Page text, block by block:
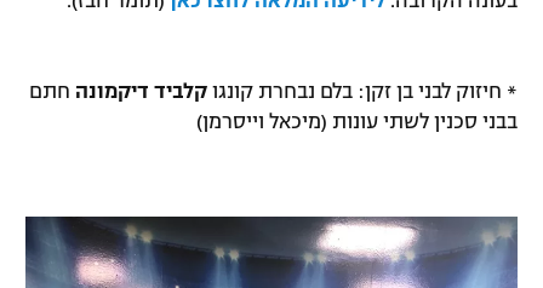
רשיון להקרנה פומבית לבית עסק
לוח דרושים – ג'ובנט
גיימינג E-Sports
* חיזוק לבני בן זקן: בלם נבחרת קונגו קלביד דיקמונה חתם
בבני סכנין לשתי עונות (מיכאל וייסרמן)